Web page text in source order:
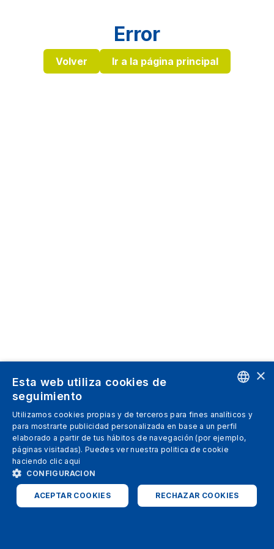
Error
Volver Ir a la página principal
SPANISH
ITALIAN
ENGLISH
×
Esta web utiliza cookies de
seguimiento
Utilizamos cookies propias y de terceros para fines analíticos y
para mostrarte publicidad personalizada en base a un perfil
elaborado a partir de tus hábitos de navegación (por ejemplo,
páginas visitadas). Puedes ver nuestra politica de cookie
haciendo clic aqui
CONFIGURACION
ACEPTAR COOKIES RECHAZAR COOKIES